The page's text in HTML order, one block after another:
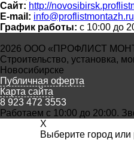
Сайт: http://
E-mail: info@proflistmontazh.ru
График работы: с 10:00 до
2026 ООО «ПРОФЛИСТ
Строительство, установка,
Новосибирске
Публичная оферта
Карта сайта
8 923 472 3553
Работаем с 10:00 до 20:00.
X
Выберите город или